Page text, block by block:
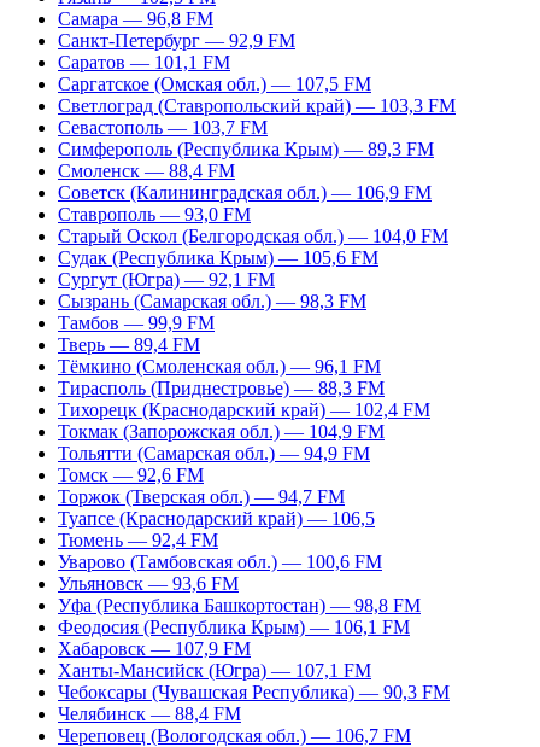
Самара — 96,8 FM
Санкт-Петербург — 92,9 FM
Саратов — 101,1 FM
Саргатское (Омская обл.) — 107,5 FM
Светлоград (Ставропольский край) — 103,3 FM
Севастополь — 103,7 FM
Симферополь (Республика Крым) — 89,3 FM
Смоленск — 88,4 FM
Советск (Калининградская обл.) — 106,9 FM
Ставрополь — 93,0 FM
Старый Оскол (Белгородская обл.) — 104,0 FM
Судак (Республика Крым) — 105,6 FM
Сургут (Югра) — 92,1 FM
Сызрань (Самарская обл.) — 98,3 FM
Тамбов — 99,9 FM
Тверь — 89,4 FM
Тёмкино (Смоленская обл.) — 96,1 FM
Тирасполь (Приднестровье) — 88,3 FM
Тихорецк (Краснодарский край) — 102,4 FM
Токмак (Запорожская обл.) — 104,9 FM
Тольятти (Самарская обл.) — 94,9 FM
Томск — 92,6 FM
Торжок (Тверская обл.) — 94,7 FM
Туапсе (Краснодарский край) — 106,5
Тюмень — 92,4 FM
Уварово (Тамбовская обл.) — 100,6 FM
Ульяновск — 93,6 FM
Уфа (Республика Башкортостан) — 98,8 FM
Феодосия (Республика Крым) — 106,1 FM
Хабаровск — 107,9 FM
Ханты-Мансийск (Югра) — 107,1 FM
Чебоксары (Чувашская Республика) — 90,3 FM
Челябинск — 88,4 FM
Череповец (Вологодская обл.) — 106,7 FM